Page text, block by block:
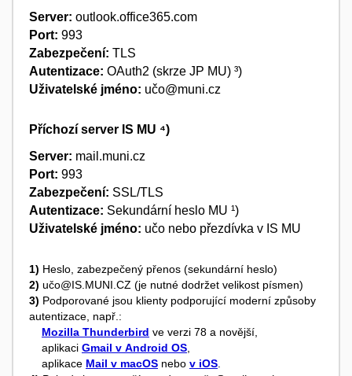
Server: outlook.office365.com
Port: 993
Zabezpečení: TLS
Autentizace: OAuth2 (skrze JP MU) ³)
Uživatelské jméno: učo@muni.cz
Příchozí server IS MU ⁴)
Server: mail.muni.cz
Port: 993
Zabezpečení: SSL/TLS
Autentizace: Sekundární heslo MU ¹)
Uživatelské jméno: učo nebo přezdívka v IS MU
1) Heslo, zabezpečený přenos (sekundární heslo)
2) učo@IS.MUNI.CZ (je nutné dodržet velikost písmen)
3) Podporované jsou klienty podporující moderní ​způsoby
autentizace, např.:
Mozilla Thunderbird ve verzi 78 a novější,
aplikaci Gmail v Android OS
aplikace Mail v macOS nebo v iOS